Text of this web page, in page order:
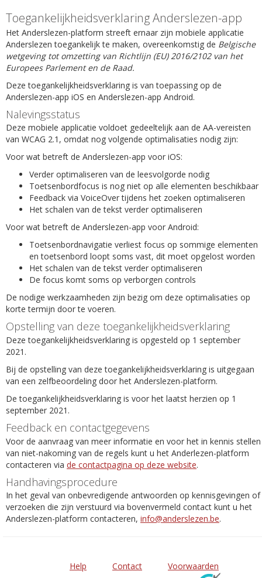
Toegankelijkheidsverklaring Anderslezen-app
Het Anderslezen-platform streeft ernaar zijn mobiele applicatie
Anderslezen toegankelijk te maken, overeenkomstig de Belgische
wetgeving tot omzetting van Richtlijn (EU) 2016/2102 van het
Europees Parlement en de Raad.
Deze toegankelijkheidsverklaring is van toepassing op de
Anderslezen-app iOS en Anderslezen-app Android.
Nalevingsstatus
Deze mobiele applicatie voldoet gedeeltelijk aan de AA-vereisten
van WCAG 2.1, omdat nog volgende optimalisaties nodig zijn:
Voor wat betreft de Anderslezen-app voor iOS:
Verder optimaliseren van de leesvolgorde nodig
Toetsenbordfocus is nog niet op alle elementen beschikbaar
Feedback via VoiceOver tijdens het zoeken optimaliseren
Het schalen van de tekst verder optimaliseren
Voor wat betreft de Anderslezen-app voor Android:
Toetsenbordnavigatie verliest focus op sommige elementen
en toetsenbord loopt soms vast, dit moet opgelost worden
Het schalen van de tekst verder optimaliseren
De focus komt soms op verborgen controls
De nodige werkzaamheden zijn bezig om deze optimalisaties op
korte termijn door te voeren.
Opstelling van deze toegankelijkheidsverklaring
Deze toegankelijkheidsverklaring is opgesteld op 1 september
2021.
Bij de opstelling van deze toegankelijkheidsverklaring is uitgegaan
van een zelfbeoordeling door het Anderslezen-platform.
De toegankelijkheidsverklaring is voor het laatst herzien op 1
september 2021.
Feedback en contactgegevens
Voor de aanvraag van meer informatie en voor het in kennis stellen
van niet-nakoming van de regels kunt u het Anderlezen-platform
contacteren via de contactpagina op deze website.
Handhavingsprocedure
In het geval van onbevredigende antwoorden op kennisgevingen of
verzoeken die zijn verstuurd via bovenvermeld contact kunt u het
Anderslezen-platform contacteren, info@anderslezen.be.
Help Contact
Voorwaarden